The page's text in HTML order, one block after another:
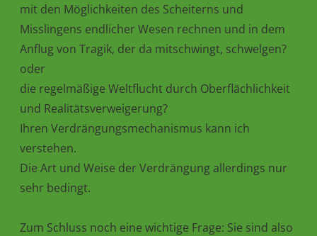
mit den Möglichkeiten des Scheiterns und
Misslingens endlicher Wesen rechnen und in dem
Anflug von Tragik, der da mitschwingt, schwelgen?
oder
die regelmäßige Weltflucht durch Oberflächlichkeit
und Realitätsverweigerung?
Ihren Verdrängungsmechanismus kann ich
verstehen.
Die Art und Weise der Verdrängung allerdings nur
sehr bedingt.
Zum Schluss noch eine wichtige Frage: Sie sind also